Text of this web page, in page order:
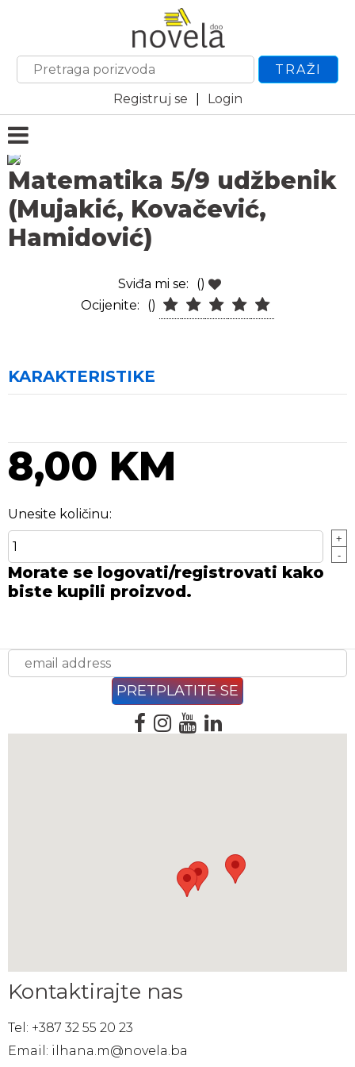
TRAŽI
Registruj se
Login
Matematika 5/9 udžbenik
(Mujakić, Kovačević,
Hamidović)
Sviđa mi se:
()
Ocijenite:
()
KARAKTERISTIKE
8,00 KM
Unesite količinu:
+
-
Morate se logovati/registrovati kako
biste kupili proizvod.
Kontaktirajte nas
Tel: +387 32 55 20 23
Email: ilhana.m@novela.ba